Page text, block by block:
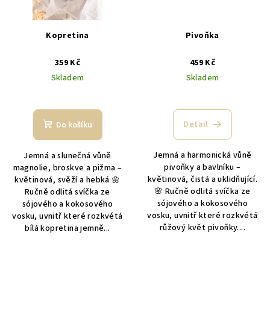
Kopretina
359 Kč
Skladem
Do košíku
Jemná a slunečná vůně
magnolie, broskve a pižma –
květinová, svěží a hebká 🌼
Ručně odlitá svíčka ze
sójového a kokosového
vosku, uvnitř které rozkvétá
bílá kopretina jemně...
Pivoňka
459 Kč
Skladem
hodnocení
produktu
z
5
hvězdiček.
Detail
Jemná a harmonická vůně
pivoňky a bavlníku –
květinová, čistá a uklidňující.
🌸 Ručně odlitá svíčka ze
sójového a kokosového
vosku, uvnitř které rozkvétá
růžový květ pivoňky....